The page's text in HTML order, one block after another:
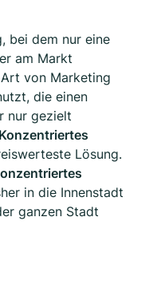
bei dem nur eine
am Markt
von Marketing
die einen
nur gezielt
Konzentriertes
Lösung.
in die Innenstadt
ganzen Stadt